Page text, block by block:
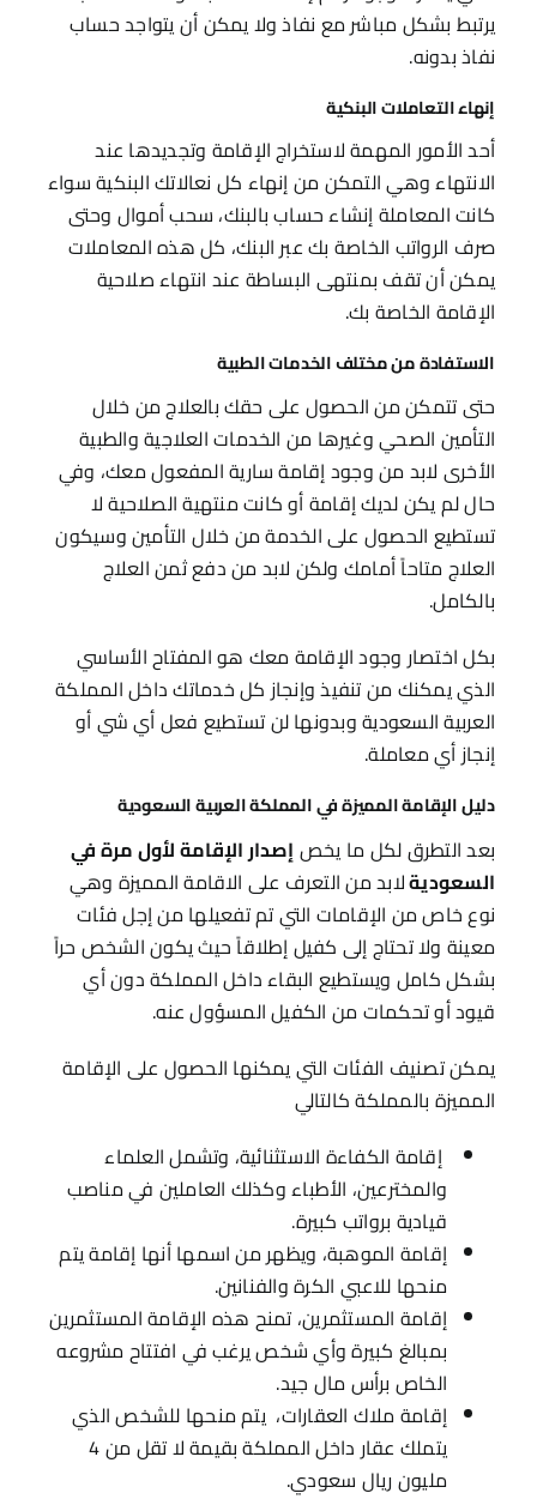
يرتبط بشكل مباشر مع نفاذ ولا يمكن أن يتواجد حساب
نفاذ بدونه.
إنهاء التعاملات البنكية
أحد الأمور المهمة لاستخراج الإقامة وتجديدها عند
الانتهاء وهي التمكن من إنهاء كل نعالاتك البنكية سواء
كانت المعاملة إنشاء حساب بالبنك، سحب أموال وحتى
صرف الرواتب الخاصة بك عبر البنك، كل هذه المعاملات
يمكن أن تقف بمنتهى البساطة عند انتهاء صلاحية
الإقامة الخاصة بك.
الاستفادة من مختلف الخدمات الطبية
حتى تتمكن من الحصول على حقك بالعلاج من خلال
التأمين الصحي وغيرها من الخدمات العلاجية والطبية
الأخرى لابد من وجود إقامة سارية المفعول معك، وفي
حال لم يكن لديك إقامة أو كانت منتهية الصلاحية لا
تستطيع الحصول على الخدمة من خلال التأمين وسيكون
العلاج متاحاً أمامك ولكن لابد من دفع ثمن العلاج
بالكامل.
بكل اختصار وجود الإقامة معك هو المفتاح الأساسي
الذي يمكنك من تنفيذ وإنجاز كل خدماتك داخل المملكة
العربية السعودية وبدونها لن تستطيع فعل أي شي أو
إنجاز أي معاملة.
​دليل الإقامة المميزة في المملكة العربية السعودية
بعد التطرق لكل ما يخص إصدار الإقامة لأول مرة في
السعوديةلابد من التعرف على الاقامة المميزة وهي
نوع خاص من الإقامات التي تم تفعيلها من إجل فئات
معينة ولا تحتاج إلى كفيل إطلاقاً حيث يكون الشخص حراً
بشكل كامل ويستطيع البقاء داخل المملكة دون أي
قيود أو تحكمات من الكفيل المسؤول عنه.
يمكن تصنيف الفئات التي يمكنها الحصول على الإقامة
المميزة بالمملكة كالتالي
إقامة الكفاءة الاستثنائية، وتشمل العلماء
والمخترعين، الأطباء وكذلك العاملين في مناصب
قيادية برواتب كبيرة.
إقامة الموهبة، ويظهر من اسمها أنها إقامة يتم
منحها للاعبي الكرة والفنانين.
إقامة المستثمرين، تمنح هذه الإقامة المستثمرين
بمبالغ كبيرة وأي شخص يرغب في افتتاح مشروعه
الخاص برأس مال جيد.
إقامة ملاك العقارات، يتم منحها للشخص الذي
يتملك عقار داخل المملكة بقيمة لا تقل من 4
مليون ريال سعودي.